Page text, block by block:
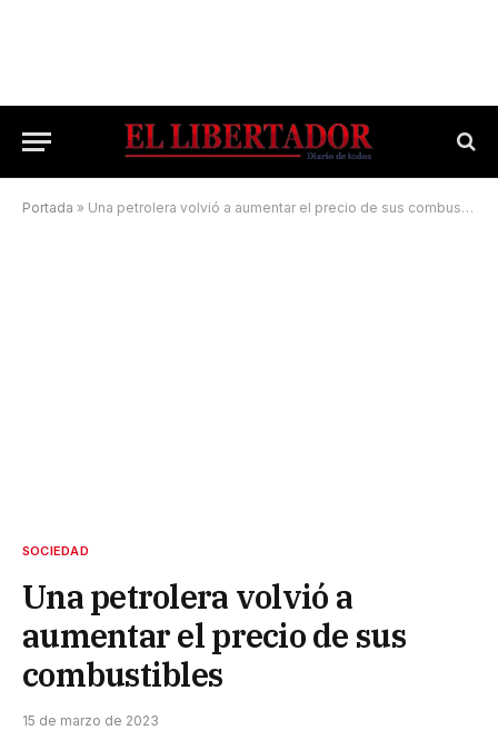
Portada » Una petrolera volvió a aumentar el precio de sus combustibles
SOCIEDAD
Una petrolera volvió a
aumentar el precio de sus
combustibles
15 de marzo de 2023